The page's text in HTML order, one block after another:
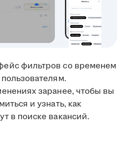
фильтров со временем
заранее, чтобы вы
и узнать, как
в поиске вакансий.